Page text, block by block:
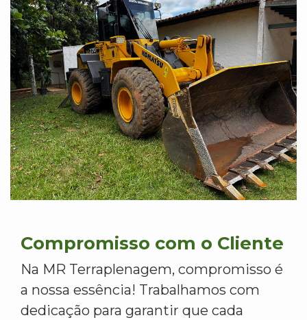
Compromisso com o Cliente
Na MR Terraplenagem, compromisso é
a nossa essência! Trabalhamos com
dedicação para garantir que cada